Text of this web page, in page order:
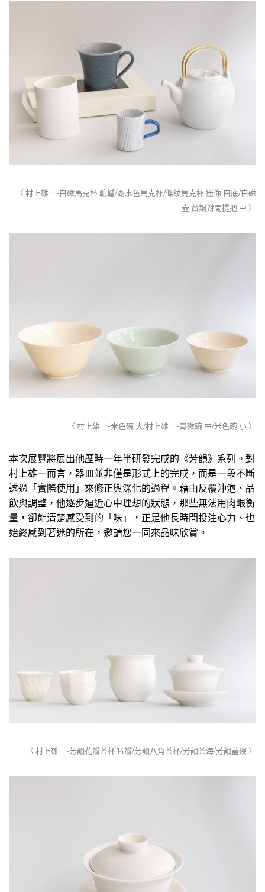
〈 村上雄一-白磁馬克杯 轆轤/湖水色馬克杯/條紋馬克杯 迷你 白底/白磁
壺 黃銅對開提把 中 〉
〈 村上雄一-米色碗 大/村上雄一-青磁碗 中/米色碗 小 〉
本次展覽將展出他歷時一年半研發完成的《芳韻》系列。對
村上雄一而言，器皿並非僅是形式上的完成，而是一段不斷
透過「實際使用」來修正與深化的過程。藉由反覆沖泡、品
飲與調整，他逐步逼近心中理想的狀態，那些無法用肉眼衡
量，卻能清楚感受到的「味」，正是他長時間投注心力、也
始終感到著迷的所在，邀請您一同來品味欣賞。
〈 村上雄一-芳韻花瓣茶杯 14瓣/芳韻八角茶杯/芳韻茶海/芳韻蓋碗 〉